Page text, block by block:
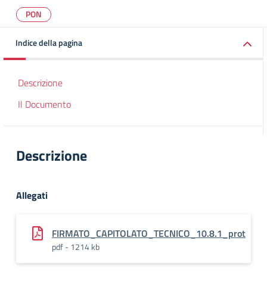
PON
Indice della pagina
Descrizione
Il Documento
Descrizione
Allegati
FIRMATO_CAPITOLATO_TECNICO_10.8.1_prot
pdf - 1214 kb